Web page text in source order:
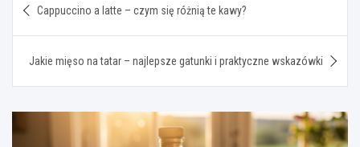
wpisu
Cappuccino a latte – czym się różnią te kawy?
Jakie mięso na tatar – najlepsze gatunki i praktyczne wskazówki